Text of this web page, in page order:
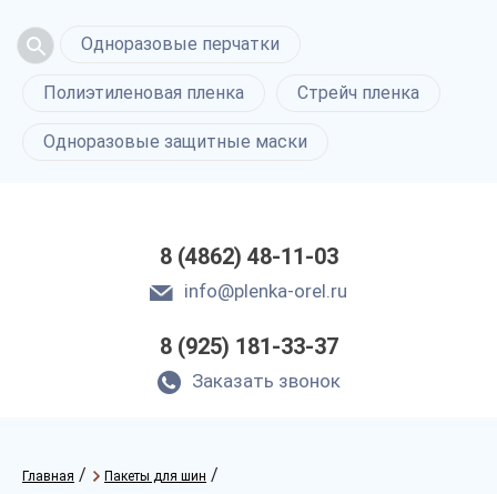
Одноразовые перчатки
Полиэтиленовая пленка Стрейч пленка
Одноразовые защитные маски
8 (4862) 48-11-03
info@plenka-orel.ru
8 (925) 181-33-37
Заказать звонок
Главная / Пакеты для шин /